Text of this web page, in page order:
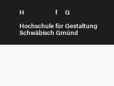
H f
G
Hochschule für Gestaltung
Schwäbisch Gmünd
Zum Seiteninhalt springen